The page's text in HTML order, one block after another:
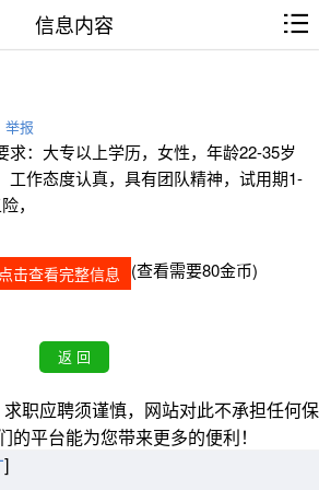
信息内容
举报
求：大专以上学历，女性，年龄22-35岁
工作态度认真，具有团队精神，试用期1-
，
点击查看完整信息 (查看需要80金币)
职应聘须谨慎，网站对此不承担任何保
的平台能为您带来更多的便利！
]